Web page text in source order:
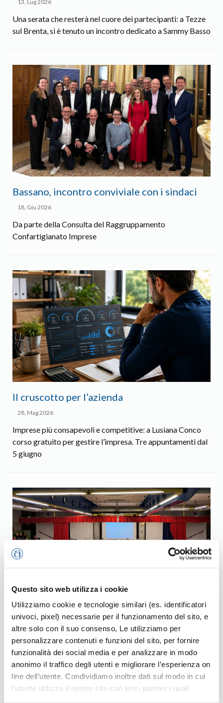
Questo sito web utilizza i cookie
Utilizziamo cookie e tecnologie similari (es. identificatori
univoci, pixel) necessarie per il funzionamento del sito, e
altre solo con il suo consenso, Le utilizziamo per
personalizzare contenuti e funzioni del sito, per fornire
funzionalità dei social media e per analizzare in modo
anonimo il traffico degli utenti e migliorare l’esperienza on
line dell’utente. Condividiamo inoltre dati sul modo in cui
l'utente utilizza il nostro sito con terzi partner i quali
13, Lug 2026
Una serata che resterà nel cuore dei partecipanti: a Tezze
sul Brenta, si è tenuto un incontro dedicato a Sammy Basso
Bassano, i​​​​​​ncontro conviviale con i sindaci
18, Giu 2026
Da parte della Consulta del Raggruppamento
Confartigianato Imprese
Il cruscotto per l’azienda
28, Mag 2026
Imprese più consapevoli e competitive: a Lusiana Conco
corso gratuito per gestire l’impresa. Tre appuntamenti dal
5 giugno
Nove incontra i candidati sindaco
19, Mag 2026
Confronto promosso da Confartigianato -
Raggruppamento di Marostica all’Auditorium dell’Istituto
Comprensivo Antonibon